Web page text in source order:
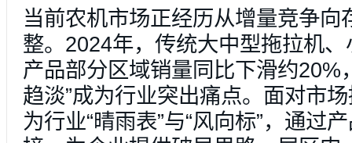
当前农机市场正经历从增量竞争向
整。2024年，传统大中型拖拉机
产品部分区域销量同比下滑约20%
趋淡”成为行业突出痛点。面对市
为行业“晴雨表”与“风向标”，通过